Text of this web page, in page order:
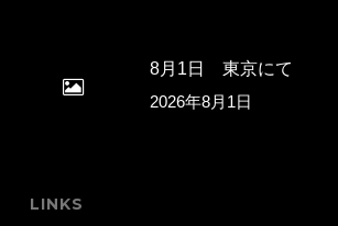
8月1日 東京にて
2026年8月1日
LINKS